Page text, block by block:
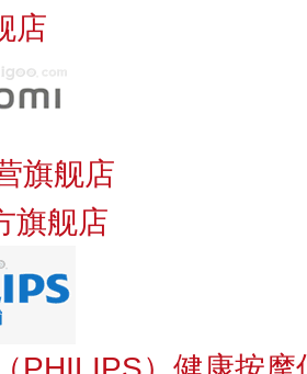
店
旗舰店
旗舰店